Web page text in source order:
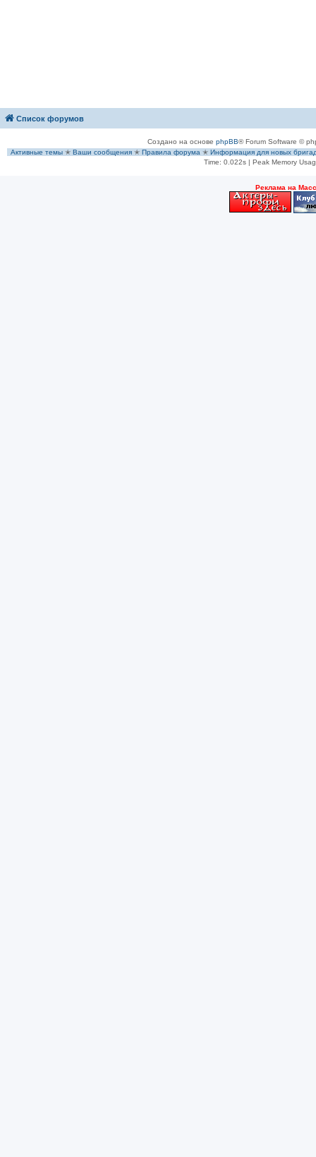
Список форумов
Создано на основе phpBB® Forum Software ©
Активные темы ✭ Ваши сообщения ✭ Правила форума ✭ Информация для новых
Time: 0.022s| Peak Memory
Рeклама на